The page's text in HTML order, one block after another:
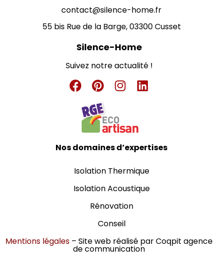
contact@silence-home.fr
55 bis Rue de la Barge, 03300 Cusset
Silence-Home
Suivez notre actualité !
Nos domaines d’expertises
Isolation Thermique
Isolation Acoustique
Rénovation
Conseil
Mentions légales – Site web réalisé parCoqpit agence
de communication